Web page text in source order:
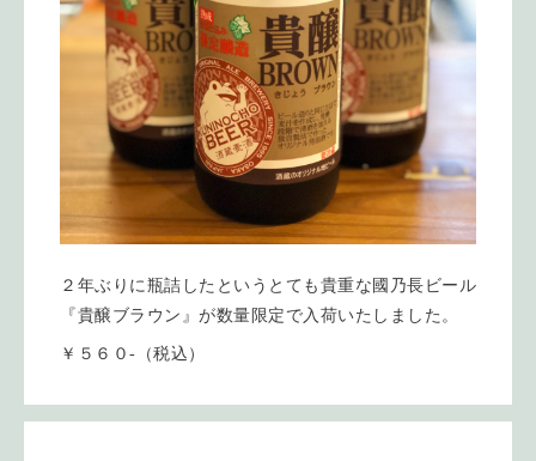
２年ぶりに瓶詰したというとても貴重な國乃長ビール
『貴醸ブラウン』が数量限定で入荷いたしました。
￥５６０‐（税込）